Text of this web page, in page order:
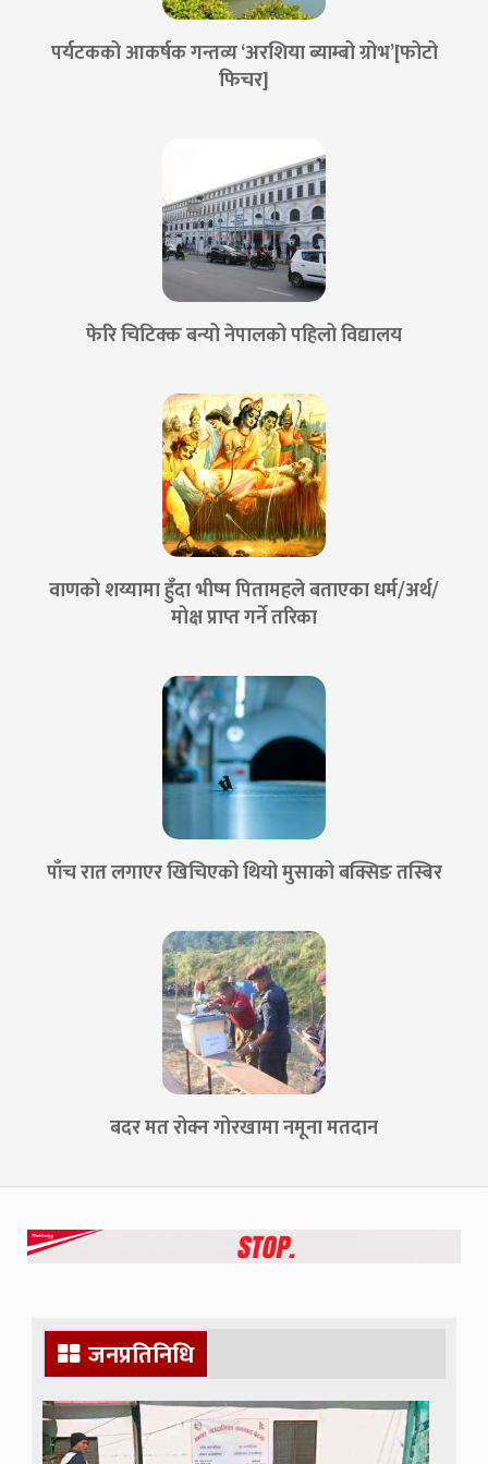
पर्यटकको आकर्षक गन्तव्य ‘अरशिया ब्याम्बो ग्रोभ’[फोटो
फिचर]
फेरि चिटिक्क बन्यो नेपालको पहिलो विद्यालय
वाणको शय्यामा हुँदा भीष्म पितामहले बताएका धर्म/अर्थ/
मोक्ष प्राप्त गर्ने तरिका
पाँच रात लगाएर खिचिएको थियो मुसाको बक्सिङ तस्बिर
बदर मत रोक्न गोरखामा नमूना मतदान
जनप्रतिनिधि